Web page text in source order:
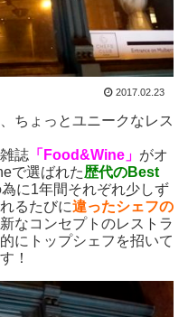
2017.02.23
ちょっとユニークなレス
誌 「Food&Wine」 がオ
で選ばれた歴代のBest
に1年間それぞれ少しず
るたびに違ったシェフの
なコンセプトのレストラ
にトップシェフを招いて
！